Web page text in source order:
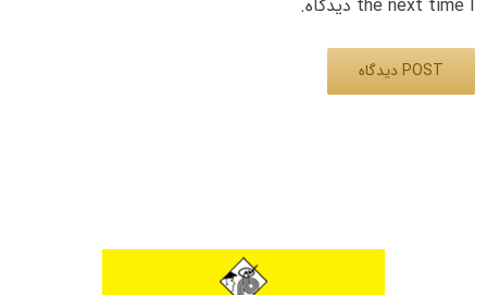
the next time I دیدگاه.